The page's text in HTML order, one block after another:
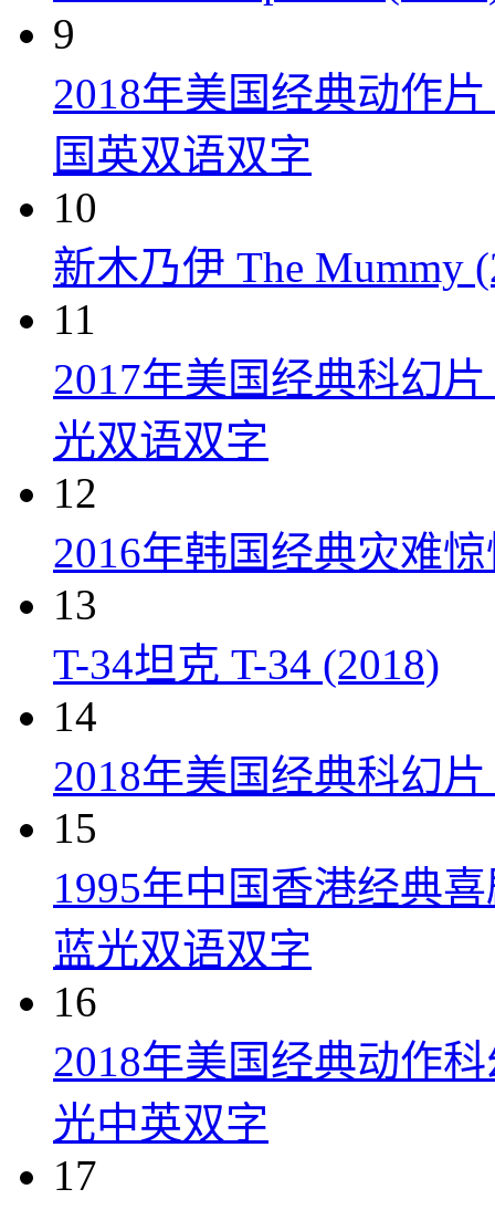
9
2018年美国经典动作
国英双语双字
10
新木乃伊 The Mummy
11
2017年美国经典科幻
光双语双字
12
2016年韩国经典灾难
13
T-34坦克 T-34 (2018)
14
2018年美国经典科幻
15
1995年中国香港经典
蓝光双语双字
16
2018年美国经典动作
光中英双字
17